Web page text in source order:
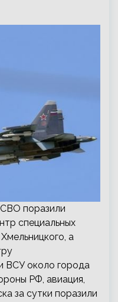
поразили
специальных
а
ВСУ около города
РФ, авиация,
за сутки поразили